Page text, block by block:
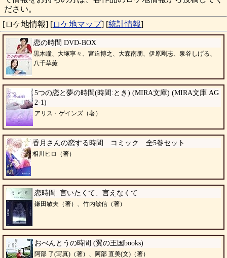
ださい。
[ロケ地情報] [ロケ地マップ] [統計情報]
恋の時間 DVD-BOX
黒木瞳、大塚寧々、宮迫博之、大森南朋、伊原剛志、泉谷しげる、
八千草薫
5つの恋と夢の時間(時間:とき) (MIRA文庫) (MIRA文庫 AG
2-1)
アリス・ゲインズ（著）
香月さんの恋する時間 コミック 全5巻セット
相川ヒロ（著）
恋時間: 言いたくて、言えなくて
鎌田敏夫（著）、竹内敏信（著）
おべんとうの時間 (翼の王国books)
阿部 了(写真)（著）、阿部 直美(文)（著）